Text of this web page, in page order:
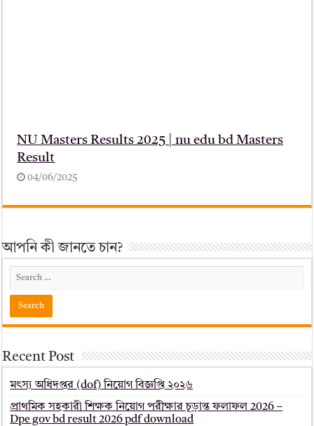
NU Masters Results 2025 | nu edu bd Masters
Result
04/06/2025
আপনি কী জানতে চান?
Recent Post
মৎস্য অধিদপ্তর (dof) নিয়োগ বিজ্ঞপ্তি ২০২৬
প্রাথমিক সহকারী শিক্ষক নিয়োগ পরীক্ষার চূড়ান্ত ফলাফল 2026 –
Dpe gov bd result 2026 pdf download